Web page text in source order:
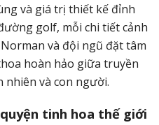
và giá trị thiết kế đỉnh
golf, mỗi chi tiết cảnh
và đội ngũ đặt tâm
hoàn hảo giữa truyền
và con người.
tinh hoa thế giới